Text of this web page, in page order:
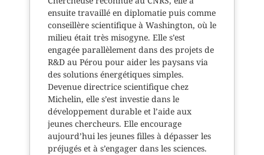
ensuite travaillé en diplomatie puis comme
conseillère scientifique à Washington, où le
milieu était très misogyne. Elle s’est
engagée parallèlement dans des projets de
R&D au Pérou pour aider les paysans via
des solutions énergétiques simples.
Devenue directrice scientifique chez
Michelin, elle s’est investie dans le
développement durable et l’aide aux
jeunes chercheurs. Elle encourage
aujourd’hui les jeunes filles à dépasser les
préjugés et à s’engager dans les sciences.